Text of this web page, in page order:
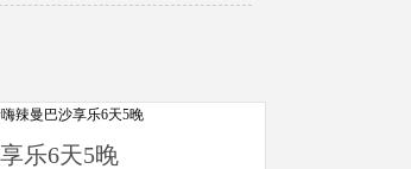
乐6天5晚